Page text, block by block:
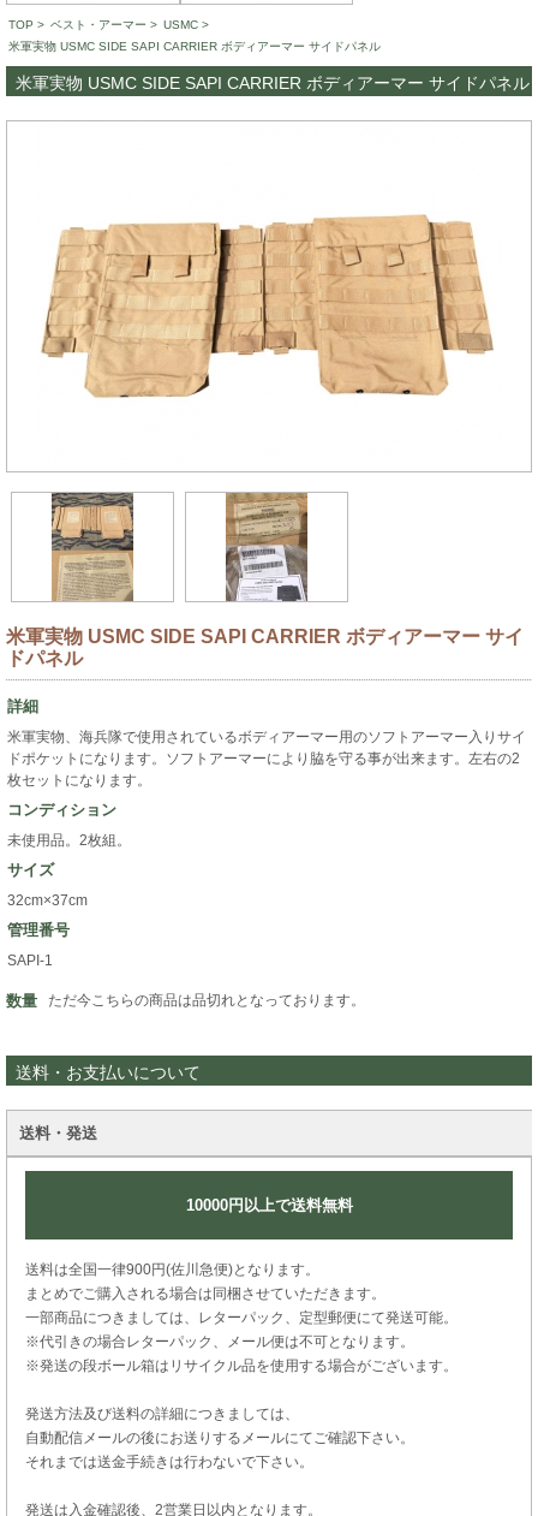
TOP > ベスト・アーマー > USMC >
米軍実物 USMC SIDE SAPI CARRIER ボディアーマー サイドパネル
米軍実物 USMC SIDE SAPI CARRIER ボディアーマー サイドパネル
米軍実物 USMC SIDE SAPI CARRIER ボディアーマー サイ
ドパネル
詳細
米軍実物、海兵隊で使用されているボディアーマー用のソフトアーマー入りサイ
ドポケットになります。ソフトアーマーにより脇を守る事が出来ます。左右の2
枚セットになります。
コンディション
未使用品。2枚組。
サイズ
32cm×37cm
管理番号
SAPI-1
数量 ただ今こちらの商品は品切れとなっております。
送料・お支払いについて
送料・発送
10000円以上で送料無料
送料は全国一律900円(佐川急便)となります。
まとめでご購入される場合は同梱させていただきます。
一部商品につきましては、レターパック、定型郵便にて発送可能。
※代引きの場合レターパック、メール便は不可となります。
※発送の段ボール箱はリサイクル品を使用する場合がございます。
発送方法及び送料の詳細につきましては、
自動配信メールの後にお送りするメールにてご確認下さい。
それまでは送金手続きは行わないで下さい。
発送は入金確認後、2営業日以内となります。